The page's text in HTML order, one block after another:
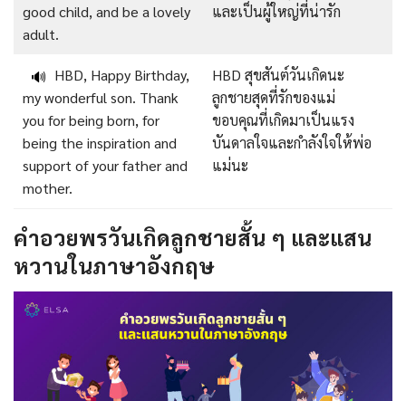
good child, and be a lovely
adult.
และเป็นผู้ใหญ่ที่น่ารัก
🔊 HBD, Happy Birthday,
my wonderful son. Thank
you for being born, for
being the inspiration and
support of your father and
mother.
HBD สุขสันต์วันเกิดนะ
ลูกชายสุดที่รักของแม่
ขอบคุณที่เกิดมาเป็นแรง
บันดาลใจและกำลังใจให้พ่อ
แม่นะ
คำอวยพรวันเกิดลูกชายสั้น ๆ และแสน
หวานในภาษาอังกฤษ